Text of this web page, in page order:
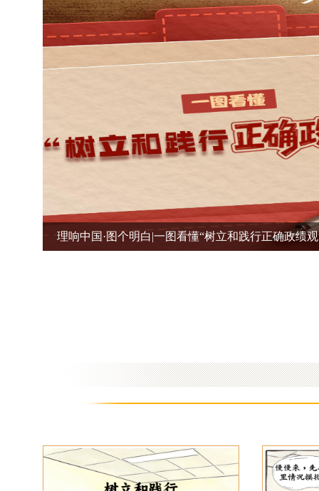
响中国·图个明白|一图看懂“树立和践行正确政绩观”